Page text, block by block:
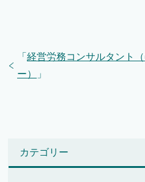
「 経営労務コンサルタント
ー）
」
カテゴリー